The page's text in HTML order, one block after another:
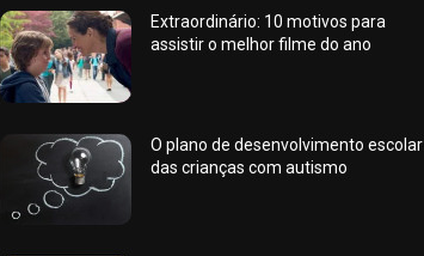
Extraordinário: 10 motivos para
assistir o melhor filme do ano
O plano de desenvolvimento escolar
das crianças com autismo